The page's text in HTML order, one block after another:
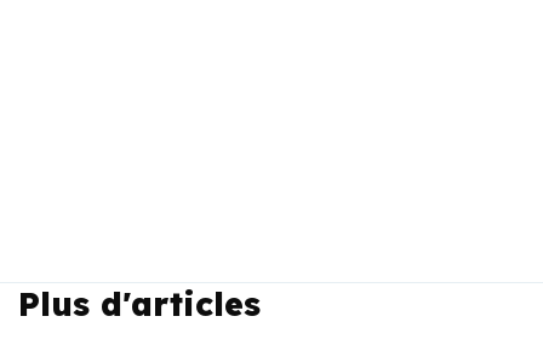
Plus d'articles